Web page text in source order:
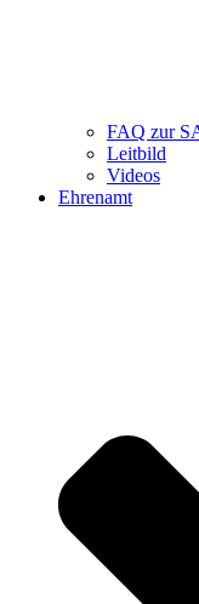
FAQ zur
Leitbild
Videos
Ehrenamt